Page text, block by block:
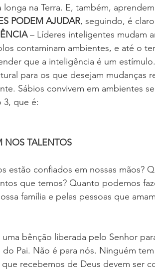
longa na Terra. E, também,
PODEM AJUDAR, seguindo, é
– Líderes inteligentes mudam
contaminam ambientes, e até o
que a inteligência é um estímulo.
para os que desejam mudanças
Sábios convivem em ambientes
3, que é:
NOS TALENTOS
estão confiados em nossas mãos?
que temos? Quanto podemos
família e pelas pessoas que
bênção liberada pelo Senhor
Pai. Não é para nós. Ninguém
recebemos de Deus devem ser